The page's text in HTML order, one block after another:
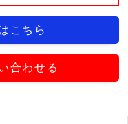
こちら
合わせる